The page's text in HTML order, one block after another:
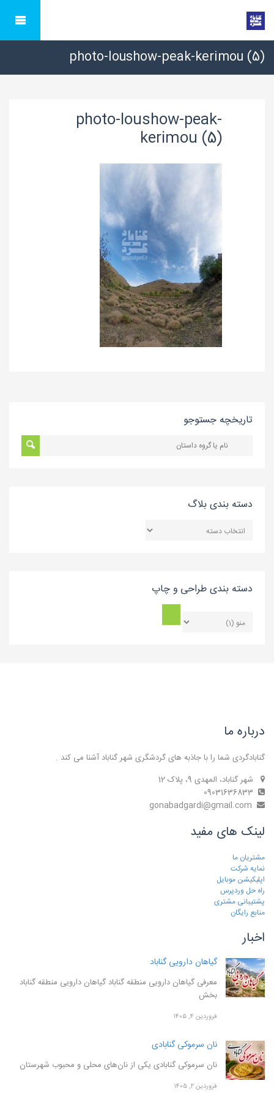
photo-loushow-peak-kerimou (5)
photo-loushow-peak-
kerimou (5)
تاریخچه جستوجو
دسته بندی بلاگ
بندی
دسته بندی طراحی و چاپ
درباره ما
گنابادگردی شما را با جاذبه های گردشگری شهر گناباد آشنا می کند .
شهر گناباد، المهدی 9، پلاک 12
لینک های مفید
مشتریان ما
نمایه شرکت
اپلیکیشن موبایل
راه حل وردپرس
پشتیبانی مشتری
منابع رایگان
اخبار
گیاهان دارویی گناباد
معرفی گیاهان دارویی منطقه گناباد گیاهان دارویی منطقه گناباد
بخش
فروردین ۴, ۱۴۰۵
نان سرموکی گنابادی
نان سرموکی گنابادی یکی از نان‌های محلی و محبوب شهرستان
فروردین ۲, ۱۴۰۵